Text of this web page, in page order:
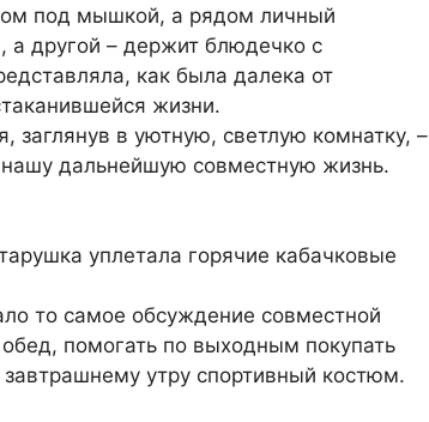
под мышкой, а рядом личный
а другой – держит блюдечко с
как была далека от
жизни.
заглянув в уютную, светлую комнатку, –
дальнейшую совместную жизнь.
уплетала горячие кабачковые
то самое обсуждение совместной
помогать по выходным покупать
утру спортивный костюм.